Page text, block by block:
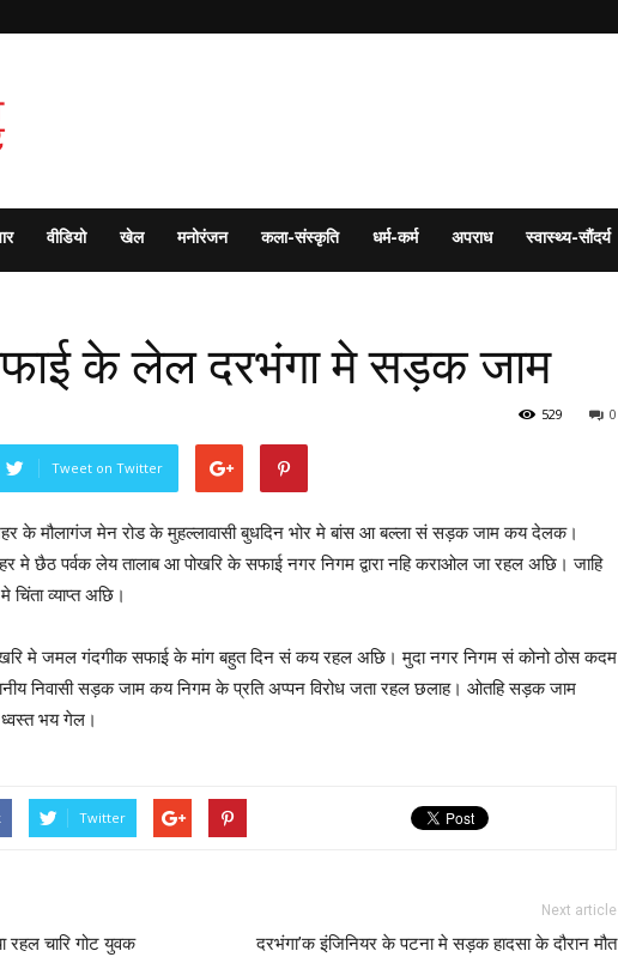
वीडियो खेल मनोरंजन कला-संस्कृति धर्म-कर्म अपराध स्वास्थ्य-सौंदर्य
के लेल दरभंगा मे सड़क जाम
0
529
Tweet on Twitter
शहर के मौलागंज मेन रोड के मुहल्लावासी बुधदिन भोर मे बांस आ बल्ला सं सड़क जाम कय देलक।
मे छैठ पर्वक लेय तालाब आ पोखरि के सफाई नगर निगम द्वारा नहि कराओल जा रहल अछि। जाहि
व्याप्त अछि।
मे जमल गंदगीक सफाई के मांग बहुत दिन सं कय रहल अछि। मुदा नगर निगम सं कोनो ठोस कदम
निवासी सड़क जाम कय निगम के प्रति अप्पन विरोध जता रहल छलाह। ओतहि सड़क जाम
भय गेल।
Twitter
रहल चारि गोट युवक
Next article
दरभंगा’क इंजिनियर के पटना मे सड़क हादसा के दौरान मौत